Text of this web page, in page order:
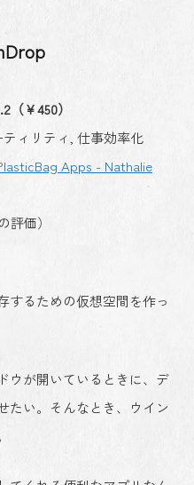
（￥450）
ィリティ, 仕事効率化
Apps - Nathalie
価）
するための仮想空間を作っ
ウが開いているときに、デ
たい。そんなとき、ウイン